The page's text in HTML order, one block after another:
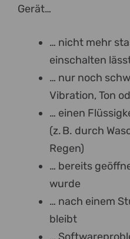
Gerät…
… nicht mehr
einschalten
… nur noch
Vibration, Ton
… einen
(z. B. durch
Regen)
… bereits
wurde
… nach einem
bleibt